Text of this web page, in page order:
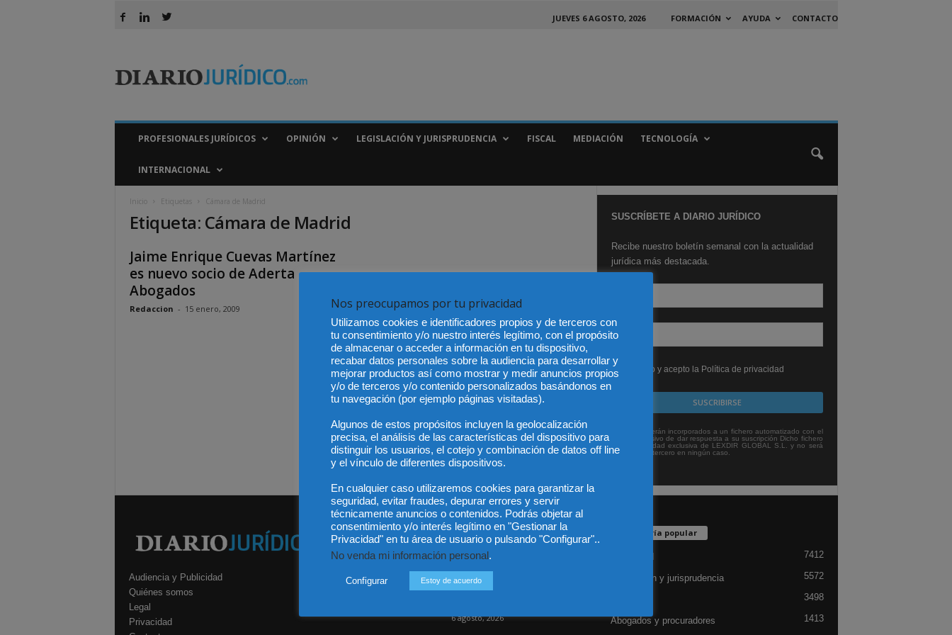
JUEVES 6 AGOSTO, 2026 FORMACIÓN AYUDA CONTACTO
a
r
PROFESIONALES JURÍDICOS OPINIÓN LEGISLACIÓN Y JURISPRUDENCIA FISCAL MEDIACIÓN TECNOLOGÍA
INTERNACIONAL
Inicio Etiquetas Cámara de Madrid
Etiqueta: Cámara de Madrid
Jaime Enrique Cuevas Martínez
es nuevo socio de Aderta
Abogados
Redaccion - 15 enero, 2009
SUSCRÍBETE A DIARIO JURÍDICO
Recibe nuestro boletín semanal con la actualidad
jurídica más destacada.
He leído y acepto la Política de privacidad
Sus datos serán incorporados a un fichero automatizado con el
objeto exclusivo de dar respuesta a su suscripción Dicho fichero
es de titularidad exclusiva de LEXDIR GLOBAL S.L. y no será
cedido a un tercero en ningún caso.
Audiencia y Publicidad
Quiénes somos
Legal
Privacidad
Incluso más noticias
Las empresas se exponen a
responsabilidades penales
por una prevención
6 agosto, 2026
Categoría popular
7412
Legislación y jurisprudencia 5572
3498
Abogados y procuradores
1413
Nos preocupamos por tu privacidad
Utilizamos cookies e identificadores propios y de terceros con
tu consentimiento y/o nuestro interés legítimo, con el propósito
de almacenar o acceder a información en tu dispositivo,
recabar datos personales sobre la audiencia para desarrollar y
mejorar productos así como mostrar y medir anuncios propios
y/o de terceros y/o contenido personalizados basándonos en
tu navegación (por ejemplo páginas visitadas).
Algunos de estos propósitos incluyen la geolocalización
precisa, el análisis de las características del dispositivo para
distinguir los usuarios, el cotejo y combinación de datos off line
y el vínculo de diferentes dispositivos.
En cualquier caso utilizaremos cookies para garantizar la
seguridad, evitar fraudes, depurar errores y servir
técnicamente anuncios o contenidos. Podrás objetar al
consentimiento y/o interés legítimo en "Gestionar la
Privacidad" en tu área de usuario o pulsando "Configurar"..
No venda mi información personal.
Configurar Estoy de acuerdo